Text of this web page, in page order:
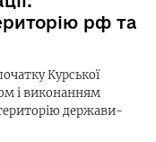
рф та
Курської
і виконанням
територію держави-